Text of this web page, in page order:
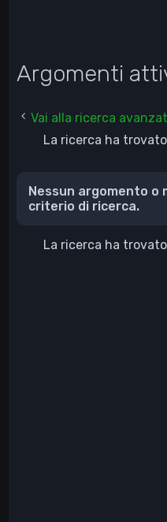
Argomenti
Vai alla ricerca
La ricerca ha
Nessun argomento o
criterio di ricerca.
La ricerca ha